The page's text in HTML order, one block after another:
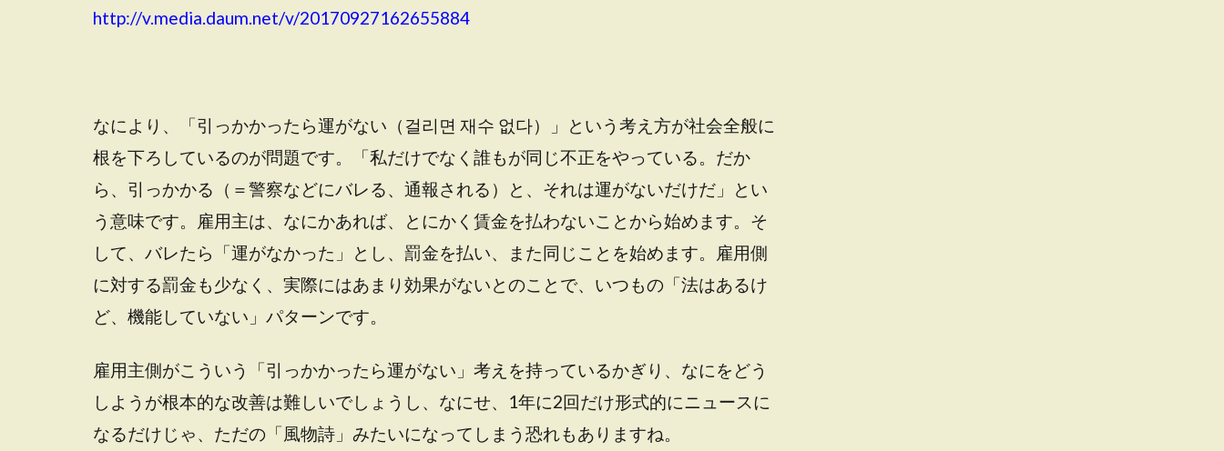
http://v.media.daum.net/v/20170927162655884
なにより、「引っかかったら運がない（걸리면 재수 없다）」という考え方が社会全般に
根を下ろしているのが問題です。「私だけでなく誰もが同じ不正をやっている。だか
ら、引っかかる（＝警察などにバレる、通報される）と、それは運がないだけだ」とい
う意味です。雇用主は、なにかあれば、とにかく賃金を払わないことから始めます。そ
して、バレたら「運がなかった」とし、罰金を払い、また同じことを始めます。雇用側
に対する罰金も少なく、実際にはあまり効果がないとのことで、いつもの「法はあるけ
ど、機能していない」パターンです。
雇用主側がこういう「引っかかったら運がない」考えを持っているかぎり、なにをどう
しようが根本的な改善は難しいでしょうし、なにせ、1年に2回だけ形式的にニュースに
なるだけじゃ、ただの「風物詩」みたいになってしまう恐れもありますね。